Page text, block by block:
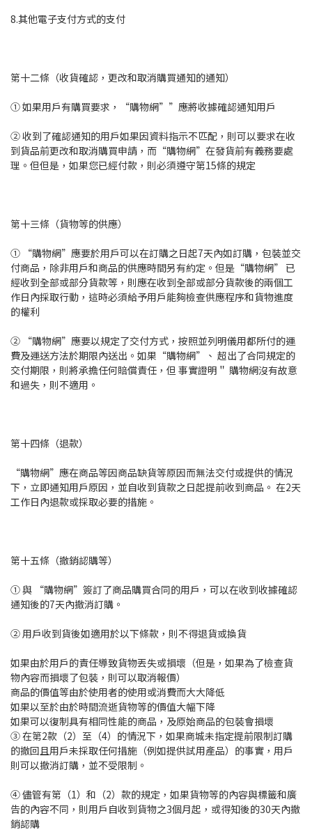
8.其他電子支付方式的支付
第十二條（收貨確認，更改和取消購買通知的通知）
① 如果用戶有購買要求，“購物網””應將收據確認通知用戶
② 收到了確認通知的用戶如果因資料指示不匹配，則可以要求在收
到貨品前更改和取消購買申請，而“購物網”在發貨前有義務要處
理。但但是，如果您已經付款，則必須遵守第15條的規定
第十三條（貨物等的供應）
① “購物網”應要於用戶可以在訂購之日起7天內如訂購，包裝並交
付商品，除非用戶和商品的供應時間另有約定。但是“購物網” 已
經收到全部或部分貨款等，則應在收到全部或部分貨款後的兩個工
作日內採取行動，這時必須給予用戶能夠檢查供應程序和貨物進度
的權利
② “購物網”應要以規定了交付方式，按照並列明儀用都所付的運
費及運送方法於期限內送出。如果“購物網”、 超出了合同規定的
交付期限，則將承擔任何賠償責任，但 事實證明＂ 購物網沒有故意
和過失，則不適用。
第十四條（退款）
“購物網”應在商品等因商品缺貨等原因而無法交付或提供的情況
下，立即通知用戶原因，並自收到貨款之日起提前收到商品。 在2天
工作日內退款或採取必要的措施。
第十五條（撤銷認購等）
① 與 “購物網”簽訂了商品購買合同的用戶，可以在收到收據確認
通知後的7天內撤消訂購。
② 用戶收到貨後如適用於以下條款，則不得退貨或換貨
如果由於用戶的責任導致貨物丟失或損壞（但是，如果為了檢查貨
物內容而損壞了包裝，則可以取消報價）
商品的價值等由於使用者的使用或消費而大大降低
如果以至於由於時間流逝貨物等的價值大幅下降
如果可以復制具有相同性能的商品，及原始商品的包裝會損壞
③ 在第2款（2）至（4）的情況下，如果商城未指定提前限制訂購
的撤回且用戶未採取任何措施（例如提供試用產品）的事實，用戶
則可以撤消訂購，並不受限制。
④ 儘管有第（1）和（2）款的規定，如果貨物等的內容與標籤和廣
告的內容不同，則用戶自收到貨物之3個月起，或得知後的30天內撤
銷認購